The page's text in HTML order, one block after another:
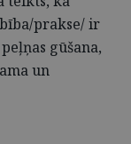
prakse/ ir
gūšana,
un